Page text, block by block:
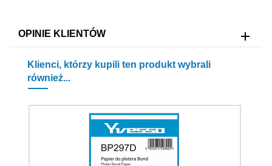
OPINIE KLIENTÓW
Klienci, którzy kupili ten produkt wybrali
również...